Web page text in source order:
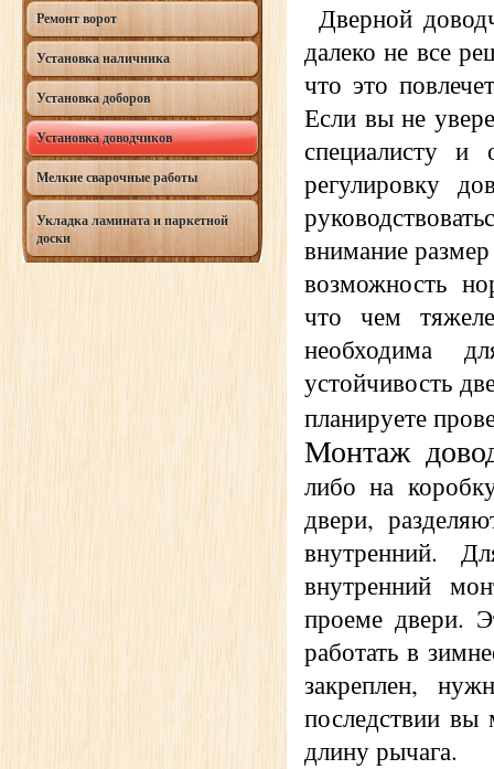
Ремонт ворот
Установка наличника
Установка доборов
Установка доводчиков
Мелкие сварочные работы
Укладка ламината и паркетной
доски
Дверной
далеко не все
что это
Если вы не
специалисту и
регулировку
внимание
возможность
что чем
необходима
устойчивость
планируете
Монтаж
либо на
двери,
внутренний.
внутренний
проеме двери.
работать в
закреплен,
последствии вы
длину рычага.